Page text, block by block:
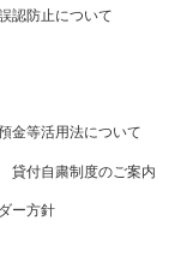
認防止について
金等活用法について
貸付自粛制度のご案内
ー方針